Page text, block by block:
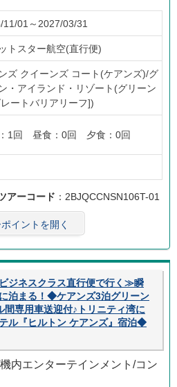
往復
送迎
11/01～2027/03/31
トスター航空(直行便)
ズ クイーンズ コート(ケアンズ)/グ
・アイランド・リゾート(グリーン
ートバリアリーフ])
1回 昼食：0回 夕食：0回
アーコード ：2BJQCCNSN106T-01
イントを開く
ジネスクラス直行便で行く≫瞬
泊まる！◆ケアンズ3泊グリーン
専用車送迎付♪トリニティ湾に
ル『ヒルトン ケアンズ』宿泊◆
内エンターテインメント/コン